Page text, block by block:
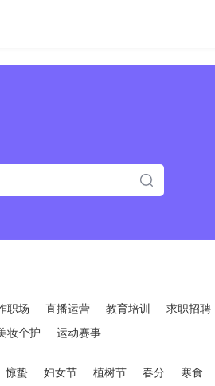
职场 直播运营 教育培训 求职招聘
妆个护 运动赛事
惊蛰 妇女节 植树节 春分 寒食